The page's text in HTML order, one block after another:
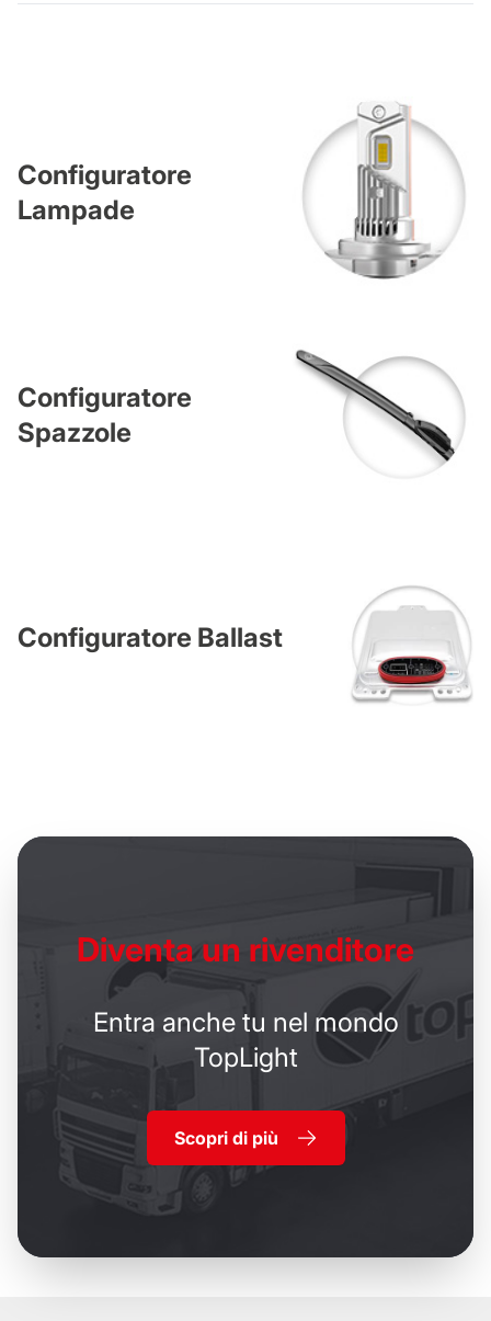
Configuratore
Lampade
Configuratore
Spazzole
Configuratore Ballast
Diventa un rivenditore
Entra anche tu nel mondo
TopLight
Scopri di più